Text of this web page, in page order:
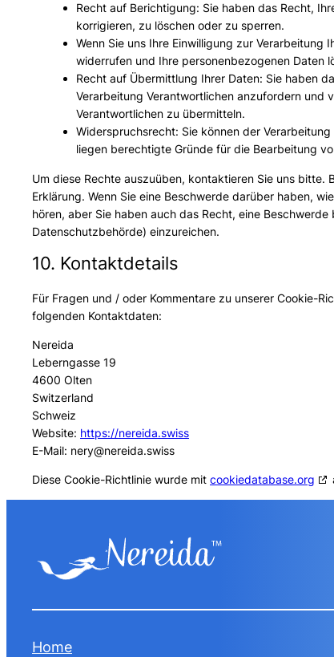
Recht auf Berichtigung: Sie haben das Recht,
korrigieren, zu löschen oder zu sperren.
Wenn Sie uns Ihre Einwilligung zur Verarbeitung
widerrufen und Ihre personenbezogenen Daten
Recht auf Übermittlung Ihrer Daten: Sie haben
Verarbeitung Verantwortlichen anzufordern und
Verantwortlichen zu übermitteln.
Widerspruchsrecht: Sie können der
liegen berechtigte Gründe für die Bearbeitung
Um diese Rechte auszuüben, kontaktieren Sie uns
Erklärung. Wenn Sie eine Beschwerde darüber haben,
hören, aber Sie haben auch das Recht, eine
Datenschutzbehörde) einzureichen.
10. Kontaktdetails
Für Fragen und / oder Kommentare zu unserer Cookie-
folgenden Kontaktdaten:
Nereida
Leberngasse 19
4600 Olten
Switzerland
Schweiz
Website: https://nereida.swiss
E-Mail: nery@nereida.swiss
Diese Cookie-Richtlinie wurde mit cookiedatabase.org
Home